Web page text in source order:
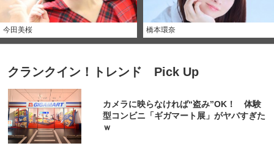
今田美桜 橋本環奈
クランクイン！トレンド Pick Up
カメラに映らなければ“盗み”OK！ 体験
型コンビニ「ギガマート展」がヤバすぎた
ｗ